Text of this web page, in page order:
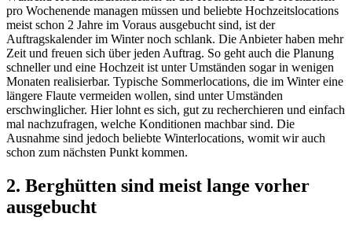
pro Wochenende managen müssen und beliebte Hochzeitslocations
meist schon 2 Jahre im Voraus ausgebucht sind, ist der
Auftragskalender im Winter noch schlank. Die Anbieter haben mehr
Zeit und freuen sich über jeden Auftrag. So geht auch die Planung
schneller und eine Hochzeit ist unter Umständen sogar in wenigen
Monaten realisierbar. Typische Sommerlocations, die im Winter eine
längere Flaute vermeiden wollen, sind unter Umständen
erschwinglicher. Hier lohnt es sich, gut zu recherchieren und einfach
mal nachzufragen, welche Konditionen machbar sind. Die
Ausnahme sind jedoch beliebte Winterlocations, womit wir auch
schon zum nächsten Punkt kommen.
2. Berghütten sind meist lange vorher
ausgebucht